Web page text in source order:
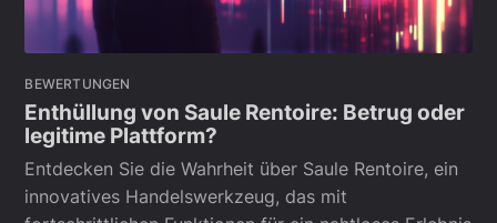
BEWERTUNGEN
Enthüllung von Saule Rentoire: Betrug oder
legitime Plattform?
Entdecken Sie die Wahrheit über Saule Rentoire, ein
innovatives Handelswerkzeug, das mit